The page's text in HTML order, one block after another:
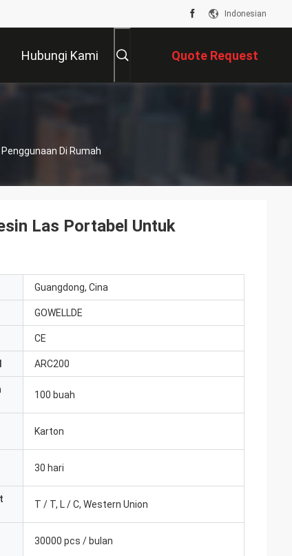
Indonesian
Hubungi Kami Quote Request
Di Rumah
Las Portabel Untuk
Guangdong, Cina
GOWELLDE
CE
ARC200
100 buah
Karton
30 hari
T / T, L / C, Western Union
30000 pcs / bulan